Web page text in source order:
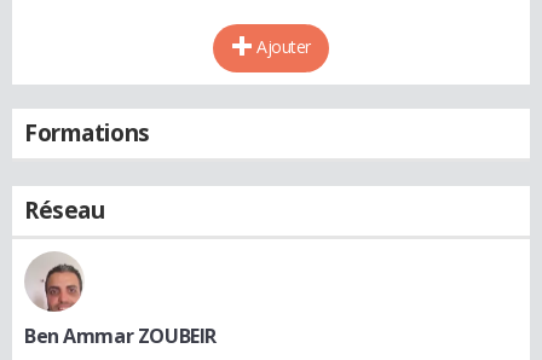
Ajouter
Formations
Réseau
Ben Ammar ZOUBEIR